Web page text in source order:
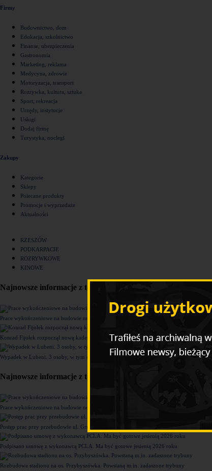
Firmy
Budownictwo, dom
Edukacja, szkolnictwo
Finanse, ubezpieczenia
Gastronomia
Marketing, reklama
Medycyna, zdrowie
Motoryzacja, transport
Rozrywka, kultura, sztuka
Sport, rekreacja
Urzędy, instytucje
Usługi
Dodaj firmę
Turystyka, noclegi
Zakupy
Kategorie
Sklepy
Polecane produkty
Promocje i wyprzedaże
Aktualności
RZESZÓW
PODKARPACIE
ROZRYWKOWE
KINOWE
Najnowsze informacje z tego działu
Prace wykończeniowe na budowie nowego komisariatu Policji w Rzeszowie [ZDJĘCIA]
Konrad Fijołek rozpoczął nową kadencję. "Chcę rozwijać 4 filary funkcjonowania miasta"
Wypadek w Lubeni. 3 osoby, w tym dziecko trafiły do szpitala
Najnowsze informacje z tego działu
Prace wykończeniowe na budowie nowego komisariatu Policji w Rzeszowie [ZDJĘCIA]
Postęp prac przy przebudowie ul. Grunwaldzkiej [ZDJĘCIA]
Podpisano umowę z wykonawcą PCLA. Ma być gotowe jesienią 2026 roku
Rozbudowa stadionu na os. Przybyszówka. Powstaną m.in. zadaszone trybuny